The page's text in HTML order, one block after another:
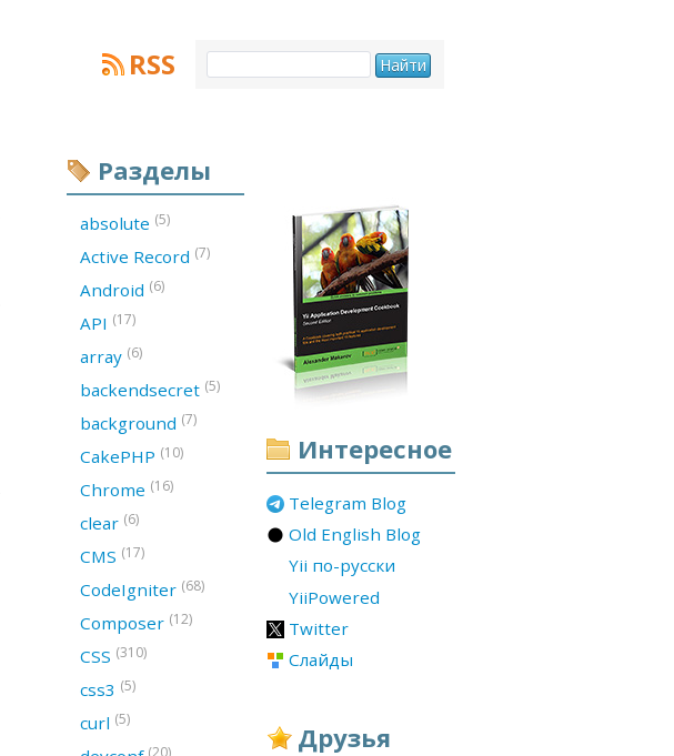
RSS
Интересное
Telegram Blog
Old English Blog
Yii по-русски
YiiPowered
Twitter
Слайды
Друзья
Разделы
absolute (5)
Active Record (7)
Android (6)
API (17)
array (6)
backendsecret (5)
background (7)
CakePHP (10)
Chrome (16)
clear (6)
CMS (17)
CodeIgniter (68)
Composer (12)
CSS (310)
css3 (5)
curl (5)